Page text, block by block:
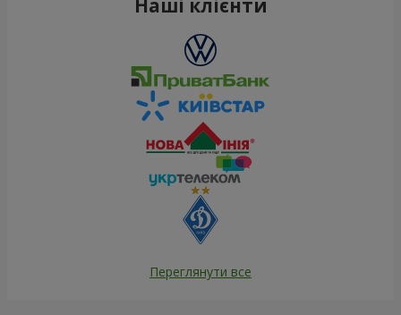
Переглянути все